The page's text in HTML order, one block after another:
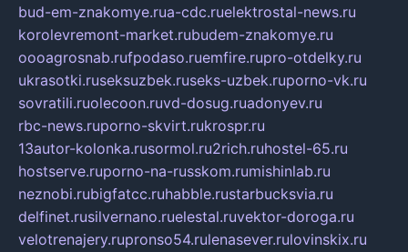
bud-em-znakomye.rua-cdc.ruelektrostal-news.ru
korolevremont-market.rubudem-znakomye.ru
oooagrosnab.rufpodaso.ruemfire.rupro-otdelky.ru
ukrasotki.ruseksuzbek.ruseks-uzbek.ruporno-vk.ru
sovratili.ruolecoon.ruvd-dosug.ruadonyev.ru
rbc-news.ruporno-skvirt.rukrospr.ru
13autor-kolonka.rusormol.ru2rich.ruhostel-65.ru
hostserve.ruporno-na-russkom.rumishinlab.ru
neznobi.rubigfatcc.ruhabble.rustarbucksvia.ru
delfinet.rusilvernano.ruelestal.ruvektor-doroga.ru
velotrenajery.rupronso54.rulenasever.rulovinskix.ru